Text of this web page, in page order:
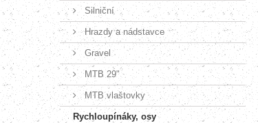
Silniční
Hrazdy a nádstavce
Gravel
MTB 29"
MTB vlaštovky
Rychloupínáky, osy